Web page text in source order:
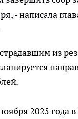
- написала
из
2025 года в